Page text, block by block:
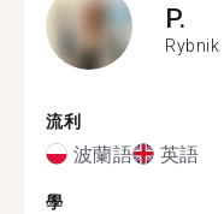
P.
Rybnik
流利
波蘭語 英語
學